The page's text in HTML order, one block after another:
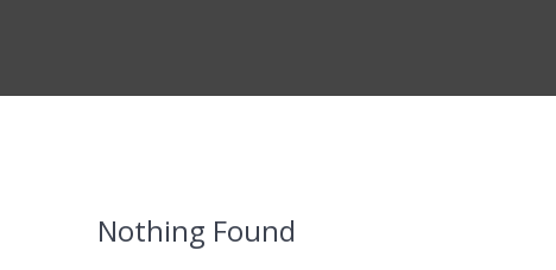
Nothing Found